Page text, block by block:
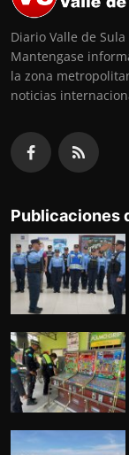
Diario Valle de
Mantengase
la zona
noticias
Publicaciones